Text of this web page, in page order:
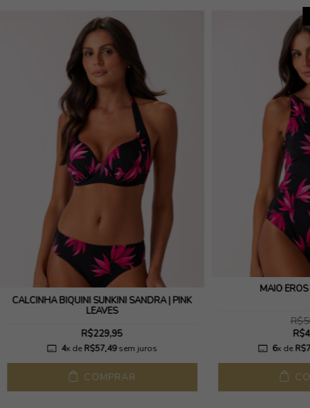
CALCINHA BIQUINI SUNKINI SANDRA | PINK
LEAVES
R$229,95
4x deR$57,49sem juros
COMPRAR
MAIÔ EROS
6x de